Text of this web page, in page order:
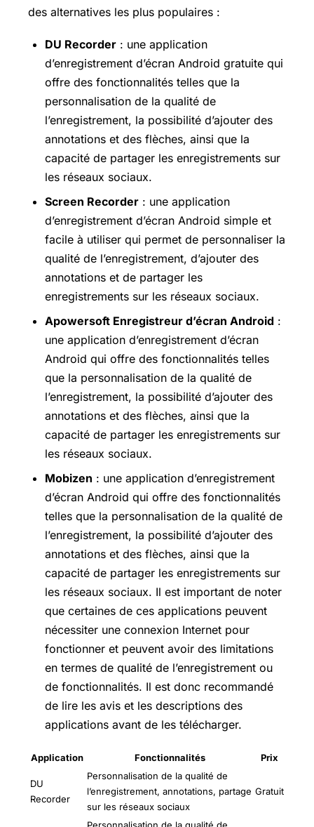
des alternatives les plus populaires :
DU Recorder : une application
d’enregistrement d’écran Android gratuite qui
offre des fonctionnalités telles que la
personnalisation de la qualité de
l’enregistrement, la possibilité d’ajouter des
annotations et des flèches, ainsi que la
capacité de partager les enregistrements sur
les réseaux sociaux.
Screen Recorder : une application
d’enregistrement d’écran Android simple et
facile à utiliser qui permet de personnaliser la
qualité de l’enregistrement, d’ajouter des
annotations et de partager les
enregistrements sur les réseaux sociaux.
Apowersoft Enregistreur d’écran Android :
une application d’enregistrement d’écran
Android qui offre des fonctionnalités telles
que la personnalisation de la qualité de
l’enregistrement, la possibilité d’ajouter des
annotations et des flèches, ainsi que la
capacité de partager les enregistrements sur
les réseaux sociaux.
Mobizen : une application d’enregistrement
d’écran Android qui offre des fonctionnalités
telles que la personnalisation de la qualité de
l’enregistrement, la possibilité d’ajouter des
annotations et des flèches, ainsi que la
capacité de partager les enregistrements sur
les réseaux sociaux. Il est important de noter
que certaines de ces applications peuvent
nécessiter une connexion Internet pour
fonctionner et peuvent avoir des limitations
en termes de qualité de l’enregistrement ou
de fonctionnalités. Il est donc recommandé
de lire les avis et les descriptions des
applications avant de les télécharger.
Application Fonctionnalités Prix
DU
Recorder
Personnalisation de la qualité de
l’enregistrement, annotations, partage
sur les réseaux sociaux
Gratuit